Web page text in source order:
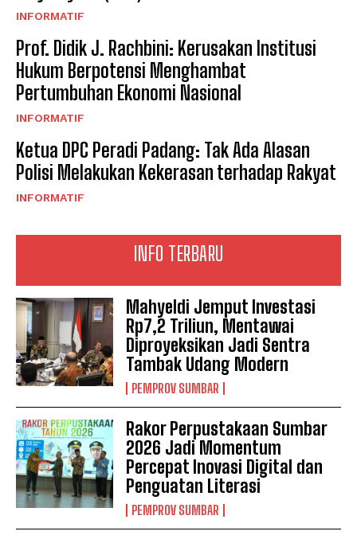
INFO TERBARU
Mahyeldi Jemput Investasi
Rp7,2 Triliun, Mentawai
Diproyeksikan Jadi Sentra
Tambak Udang Modern
PEMPROV SUMBAR
Rakor Perpustakaan Sumbar
2026 Jadi Momentum
Percepat Inovasi Digital dan
Penguatan Literasi
PEMPROV SUMBAR
INFORMATIF
Prof. Didik J. Rachbini: Kerusakan Institusi
Hukum Berpotensi Menghambat
Pertumbuhan Ekonomi Nasional
INFORMATIF
Ketua DPC Peradi Padang: Tak Ada Alasan
Polisi Melakukan Kekerasan terhadap Rakyat
INFORMATIF